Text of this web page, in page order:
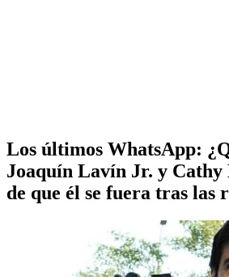
Los últimos WhatsApp:
Joaquín Lavín Jr. y Cathy
de que él se fuera tras las